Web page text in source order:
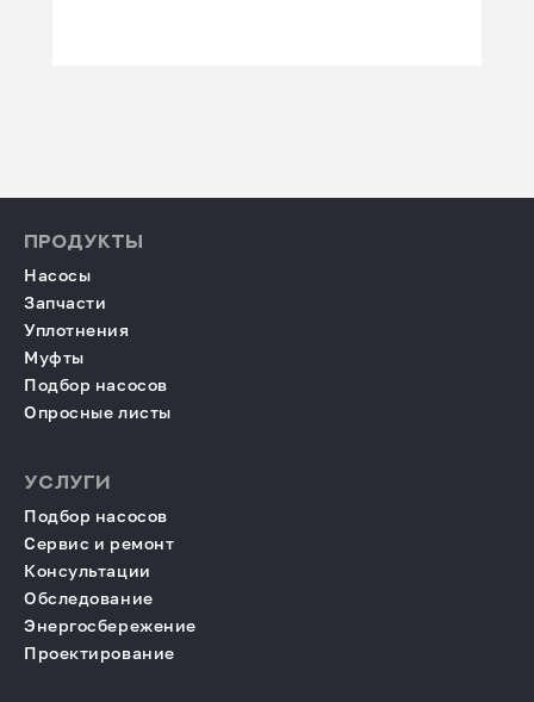
ПРОДУКТЫ
Насосы
Запчасти
Уплотнения
Муфты
Подбор насосов
Опросные листы
УСЛУГИ
Подбор насосов
Сервис и ремонт
Консультации
Обследование
Энергосбережение
Проектирование